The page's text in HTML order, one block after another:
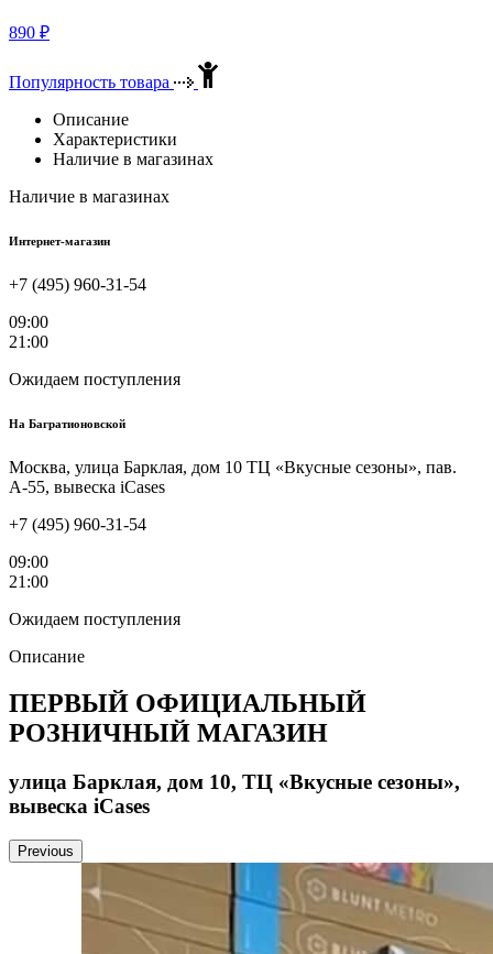
890 ₽
Популярность товара
Описание
Характеристики
Наличие в магазинах
Наличие в магазинах
Интернет-магазин
+7 (495) 960-31-54
09:00
21:00
Ожидаем поступления
На Багратионовской
Москва, улица Барклая, дом 10 ТЦ «Вкусные сезоны», пав.
А-55, вывеска iCases
+7 (495) 960-31-54
09:00
21:00
Ожидаем поступления
Описание
ПЕРВЫЙ ОФИЦИАЛЬНЫЙ
РОЗНИЧНЫЙ МАГАЗИН
улица Барклая, дом 10, ТЦ «Вкусные сезоны»,
вывеска iCases
Previous